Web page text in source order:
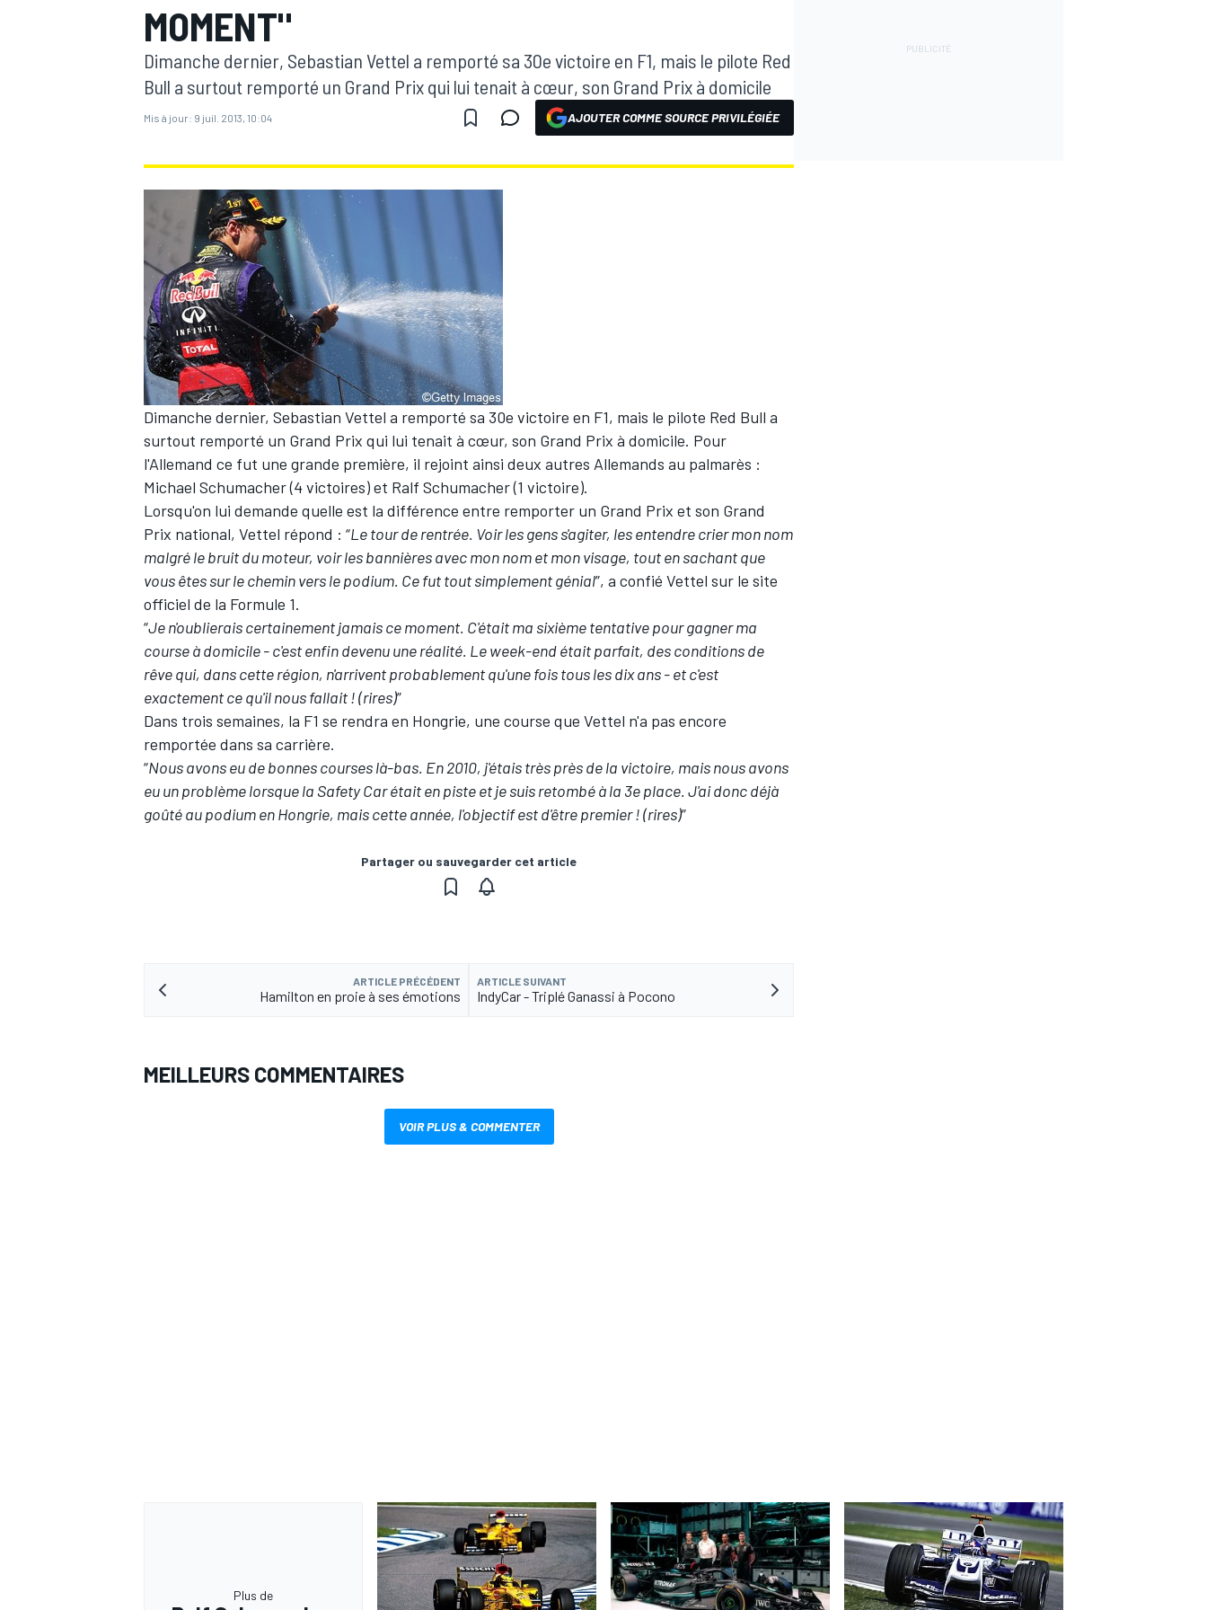
WRC
WEC
MOMENT"
Dimanche dernier, Sebastian Vettel a remporté sa 30e victoire en F1, mais le pilote Red
Bull a surtout remporté un Grand Prix qui lui tenait à cœur, son Grand Prix à domicile
Mis à jour: 9 juil. 2013, 10:04 AJOUTER COMME SOURCE PRIVILÉGIÉE
Dimanche dernier, Sebastian Vettel a remporté sa 30e victoire en F1, mais le pilote Red Bull a
surtout remporté un Grand Prix qui lui tenait à cœur, son Grand Prix à domicile. Pour
l'Allemand ce fut une grande première, il rejoint ainsi deux autres Allemands au palmarès :
Michael Schumacher (4 victoires) et Ralf Schumacher (1 victoire).
Lorsqu'on lui demande quelle est la différence entre remporter un Grand Prix et son Grand
Prix national, Vettel répond : “Le tour de rentrée. Voir les gens s'agiter, les entendre crier mon nom
malgré le bruit du moteur, voir les bannières avec mon nom et mon visage, tout en sachant que
vous êtes sur le chemin vers le podium. Ce fut tout simplement génial”, a confié Vettel sur le site
officiel de la Formule 1.
“Je n'oublierais certainement jamais ce moment. C'était ma sixième tentative pour gagner ma
course à domicile - c'est enfin devenu une réalité. Le week-end était parfait, des conditions de
rêve qui, dans cette région, n'arrivent probablement qu'une fois tous les dix ans - et c'est
exactement ce qu'il nous fallait ! (rires)”
Dans trois semaines, la F1 se rendra en Hongrie, une course que Vettel n'a pas encore
remportée dans sa carrière.
“Nous avons eu de bonnes courses là-bas. En 2010, j'étais très près de la victoire, mais nous avons
eu un problème lorsque la Safety Car était en piste et je suis retombé à la 3e place. J'ai donc déjà
goûté au podium en Hongrie, mais cette année, l'objectif est d'être premier ! (rires)”
Partager ou sauvegarder cet article
ARTICLE PRÉCÉDENT
Hamilton en proie à ses émotions
ARTICLE SUIVANT
IndyCar - Triplé Ganassi à Pocono
MEILLEURS COMMENTAIRES
VOIR PLUS & COMMENTER
Plus de